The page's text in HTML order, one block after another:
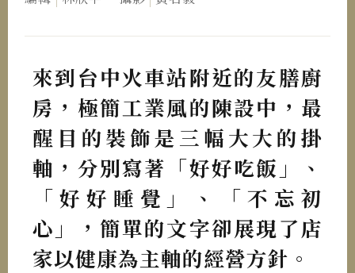
來到台中火車站附近的友膳廚
房，極簡工業風的陳設中，最
醒目的裝飾是三幅大大的掛
軸，分別寫著「好好吃飯」、
「好好睡覺」、「不忘初
心」，簡單的文字卻展現了店
家以健康為主軸的經營方針。